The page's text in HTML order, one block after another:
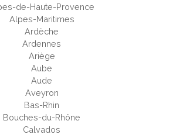
de-Haute-Provence
Alpes-Maritimes
Ardèche
Ardennes
Ariège
Aube
Aude
Aveyron
Bas-Rhin
Bouches-du-Rhône
Calvados